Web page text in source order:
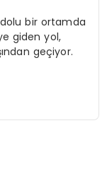
bir ortamda
giden yol,
geçiyor.